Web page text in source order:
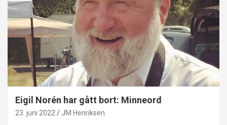
Eigil Norén har gått bort: Minneord
23. juni 2022 JM Henriksen